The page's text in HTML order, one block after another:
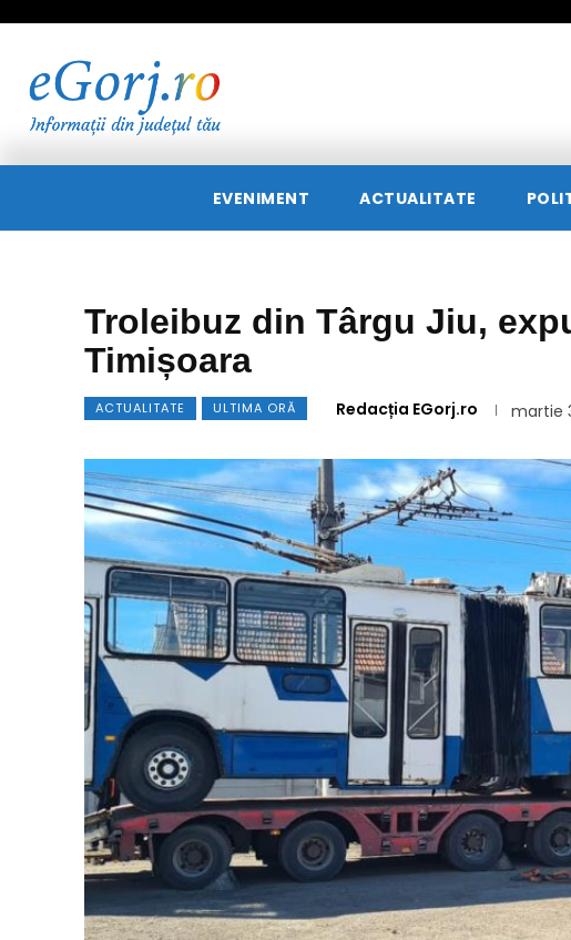
EVENIMENT ACTUALITATE
Troleibuz din Târgu Jiu,
Timișoara
ACTUALITATE ULTIMA ORĂ Redacția EGorj.ro martie